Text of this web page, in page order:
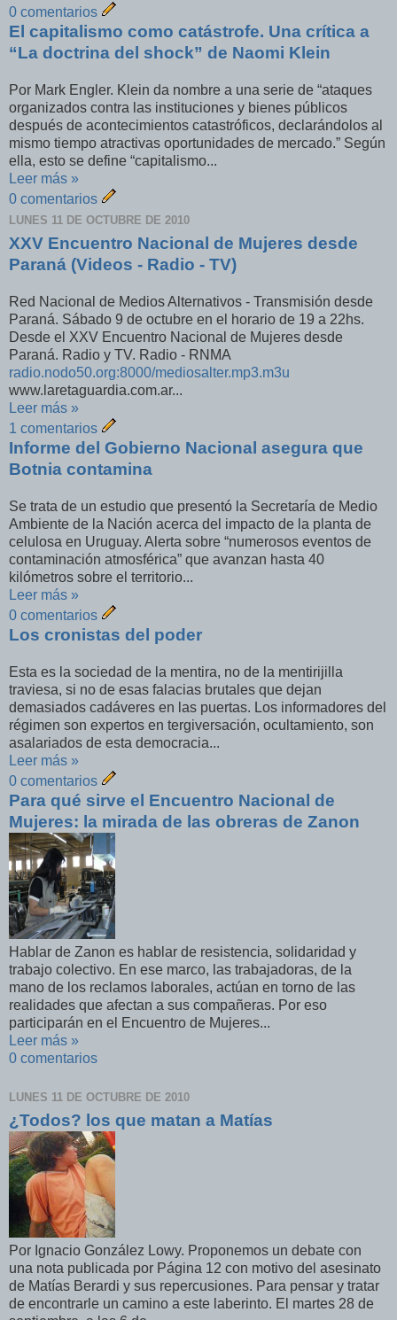
0 comentarios
El capitalismo como catástrofe. Una crítica a
“La doctrina del shock” de Naomi Klein
Por Mark Engler. Klein da nombre a una serie de “ataques
organizados contra las instituciones y bienes públicos
después de acontecimientos catastróficos, declarándolos al
mismo tiempo atractivas oportunidades de mercado.” Según
ella, esto se define “capitalismo...
Leer más »
0 comentarios
LUNES 11 DE OCTUBRE DE 2010
XXV Encuentro Nacional de Mujeres desde
Paraná (Videos - Radio - TV)
Red Nacional de Medios Alternativos - Transmisión desde
Paraná. Sábado 9 de octubre en el horario de 19 a 22hs.
Desde el XXV Encuentro Nacional de Mujeres desde
Paraná. Radio y TV. Radio - RNMA
radio.nodo50.org:8000/mediosalter.mp3.m3u
www.laretaguardia.com.ar...
Leer más »
1 comentarios
Informe del Gobierno Nacional asegura que
Botnia contamina
Se trata de un estudio que presentó la Secretaría de Medio
Ambiente de la Nación acerca del impacto de la planta de
celulosa en Uruguay. Alerta sobre “numerosos eventos de
contaminación atmosférica” que avanzan hasta 40
kilómetros sobre el territorio...
Leer más »
0 comentarios
Los cronistas del poder
Esta es la sociedad de la mentira, no de la mentirijilla
traviesa, si no de esas falacias brutales que dejan
demasiados cadáveres en las puertas. Los informadores del
régimen son expertos en tergiversación, ocultamiento, son
asalariados de esta democracia...
Leer más »
0 comentarios
Para qué sirve el Encuentro Nacional de
Mujeres: la mirada de las obreras de Zanon
Hablar de Zanon es hablar de resistencia, solidaridad y
trabajo colectivo. En ese marco, las trabajadoras, de la
mano de los reclamos laborales, actúan en torno de las
realidades que afectan a sus compañeras. Por eso
participarán en el Encuentro de Mujeres...
Leer más »
0 comentarios
LUNES 11 DE OCTUBRE DE 2010
¿Todos? los que matan a Matías
Por Ignacio González Lowy. Proponemos un debate con
una nota publicada por Página 12 con motivo del asesinato
de Matías Berardi y sus repercusiones. Para pensar y tratar
de encontrarle un camino a este laberinto. El martes 28 de